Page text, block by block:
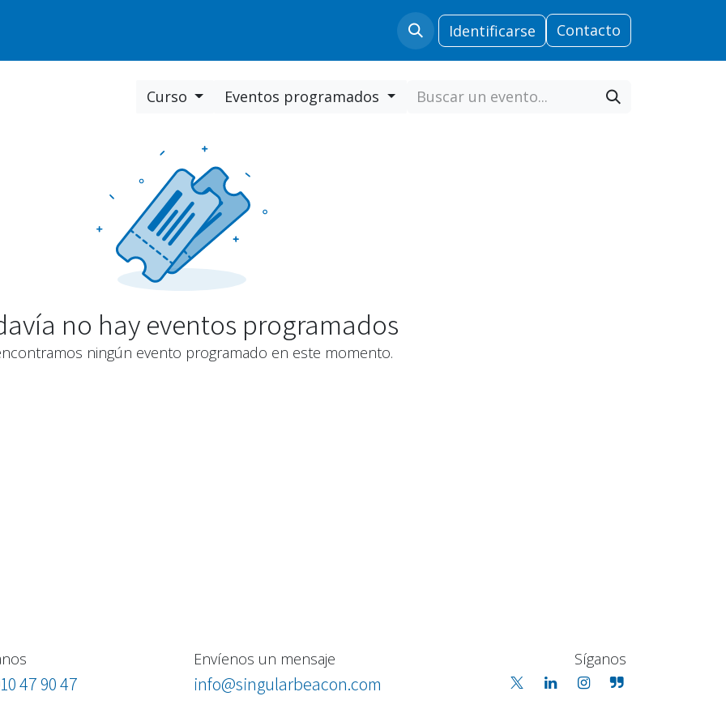
Soporte Comercial Security
Identificarse Contacto​​​​​​​​
Curso Eventos programados
no hay eventos programados
ningún evento programado en este momento.
47 90 47
Envíenos un mensaje
info@singularbeacon.com
Síganos